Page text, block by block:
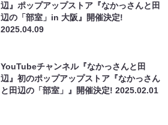
辺』ポップアップストア『なかっさんと田
辺の「部室」in 大阪』開催決定!
2025.04.09
YouTubeチャンネル『なかっさんと田
辺』初のポップアップストア『なかっさん
と田辺の「部室」』開催決定!2025.02.01